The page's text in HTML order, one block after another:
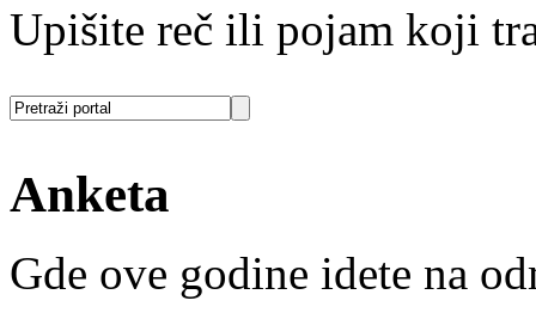
Upišite reč ili pojam koji
Anketa
Gde ove godine idete na